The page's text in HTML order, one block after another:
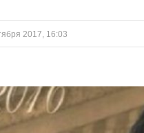
2017, 16:03